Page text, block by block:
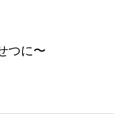
つに〜